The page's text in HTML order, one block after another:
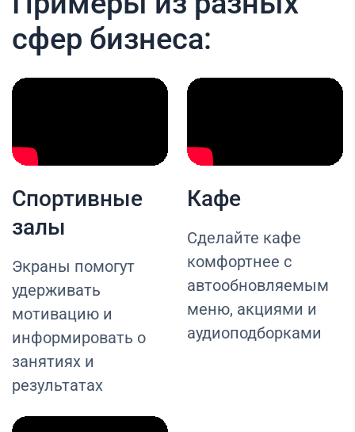
сфер бизнеса:
Спортивные
залы
Экраны помогут
удерживать
мотивацию и
информировать о
занятиях и
результатах
Кафе
Сделайте кафе
комфортнее с
автообновляемым
меню, акциями и
аудиоподборками